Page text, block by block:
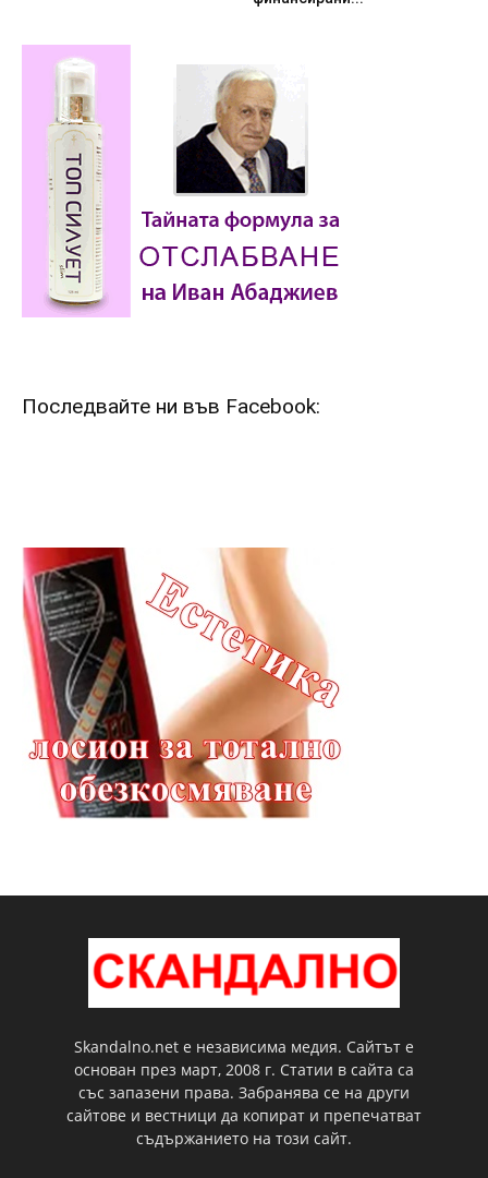
Последвайте ни във Facebook:
Skandalno.net е независима медия. Сайтът е
основан през март, 2008 г. Статии в сайта са
със запазени права. Забранява се на други
сайтове и вестници да копират и препечатват
съдържанието на този сайт.